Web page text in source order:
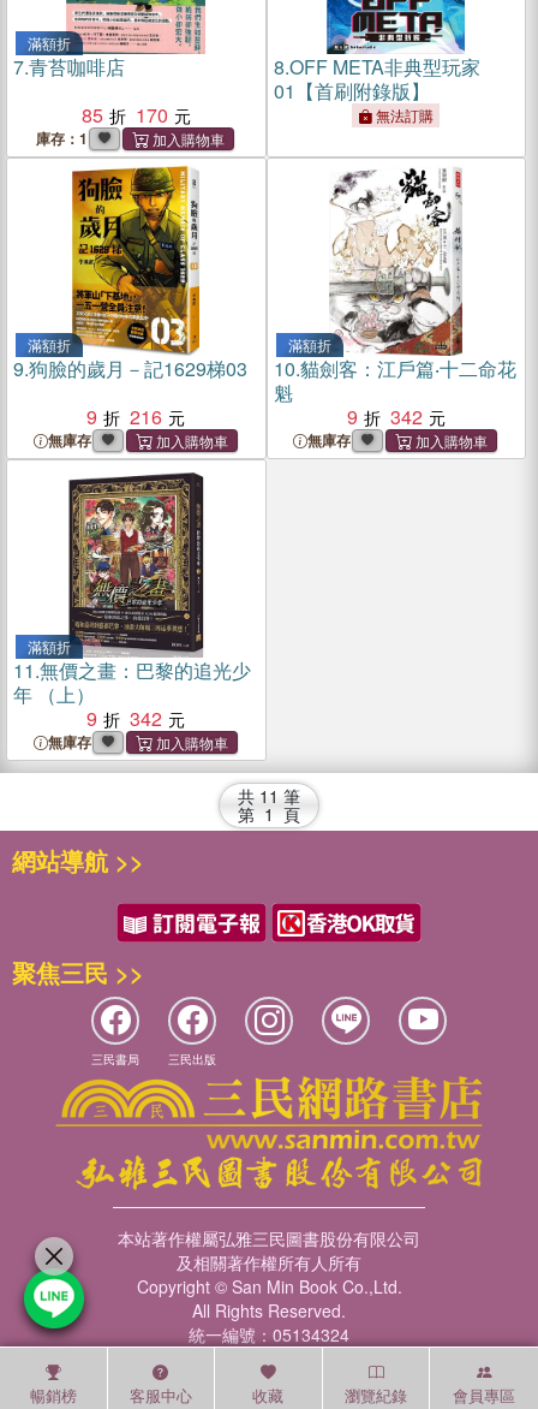
滿額折
7.青苔咖啡店
85
170
庫存：1
8.OFF META非典型玩家
01【首刷附錄版】
無法訂購
滿額折
9.狗臉的歲月－記1629梯03
9
216
無庫存
滿額折
10.貓劍客：江戶篇‧十二命花
魁
9
342
無庫存
滿額折
11.無價之畫：巴黎的追光少
年 （上）
9
342
無庫存
共 11 筆
第 1 頁
暢銷榜 客服中心 收藏 瀏覽紀錄 會員專區
網站導航 >>
聚焦三民 >>
三民書局 三民出版
本站著作權屬弘雅三民圖書股份有限公司
及相關著作權所有人所有
Copyright © San Min Book Co.,Ltd.
All Rights Reserved.
統一編號：05134324